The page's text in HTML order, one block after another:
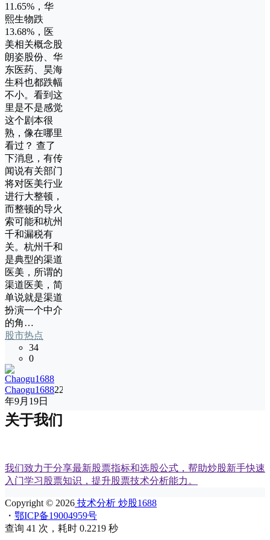
11.65%，华
熙生物跌
13.68%，医
美相关概念股
朗姿股份、华
东医药、昊海
生科也都跌幅
不小。看到这
里是不是感觉
这个剧本很
熟，像在哪里
看过？ 查了
下消息，有传
闻说有关部门
将对医美行业
进行大整顿，
而整顿的导火
索可能和杭州
千和漏税有
关。杭州千和
是典型的渠道
医美，所谓的
渠道医美，简
单说就是渠道
扮演一个中介
的角…
股市热点
34
0
Chaogu168822
年9月19日
关于我们
我们致力于分享最新股票指标和选股公式，帮助炒股新手快速
入门学习股票知识，提升股票技术分析能力。
Copyright © 2026 技术分析 炒股1688
・ 鄂ICP备19004959号
查询 41 次，耗时 0.2219 秒